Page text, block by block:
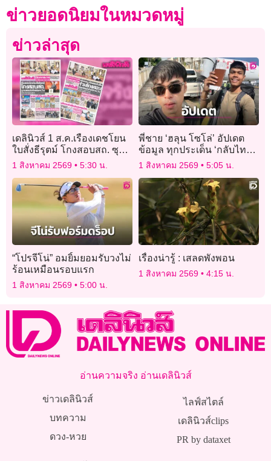
ข่าวยอดนิยมในหมวดหมู่
ข่าวล่าสุด
เดลินิวส์ 1 ส.ค.เรืองเดชโยน
ใบสั่งธีรุตม์ โกงสอบสถ. ซุก
แฟลชไดร์ฟส่งดร.วิน
1 สิงหาคม 2569 5:30 น.
พี่ชาย ‘ฮลุน โซโล่’ อัปเดต
ข้อมูล ทุกประเด็น ‘กลับไทย-
ทรัพย์สิน-ผลชันสูตร’
1 สิงหาคม 2569 5:05 น.
“โปรจีโน่” อมยิ้มยอมรับวงไม่
ร้อนเหมือนรอบแรก
1 สิงหาคม 2569 5:00 น.
เรื่องน่ารู้ : เสลดพังพอน
1 สิงหาคม 2569 4:15 น.
อ่านความจริง อ่านเดลินิวส์
ข่าวเดลินิวส์
บทความ
ดวง-หวย
ไลฟ์สไตล์
เดลินิวส์clips
PR by dataxet